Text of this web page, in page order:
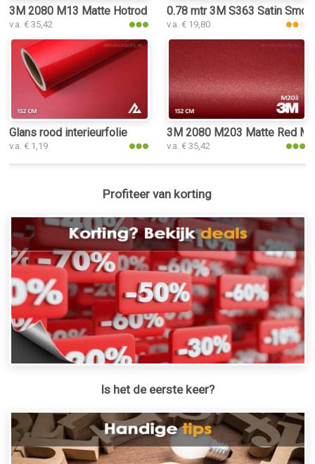
3M 2080 M13 Matte Hotrod Red interieurfolie
v.a. € 35,42
0.78 mtr 3M S363 Satin
v.a. € 19,80
Glans rood interieurfolie
v.a. € 1,19
3M 2080 M203 Matte Red
v.a. € 35,42
Profiteer van korting
Is het de eerste keer?